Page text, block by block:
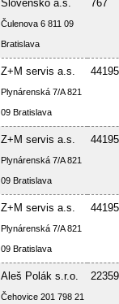
Slovensko a.s.
Čulenova 6 811 09
Bratislava
767
Z+M servis a.s.
Plynárenská 7/A 821
09 Bratislava
Z+M servis a.s.
Plynárenská 7/A 821
09 Bratislava
Z+M servis a.s.
Plynárenská 7/A 821
09 Bratislava
Aleš Polák s.r.o.
Čehovice 201 798 21